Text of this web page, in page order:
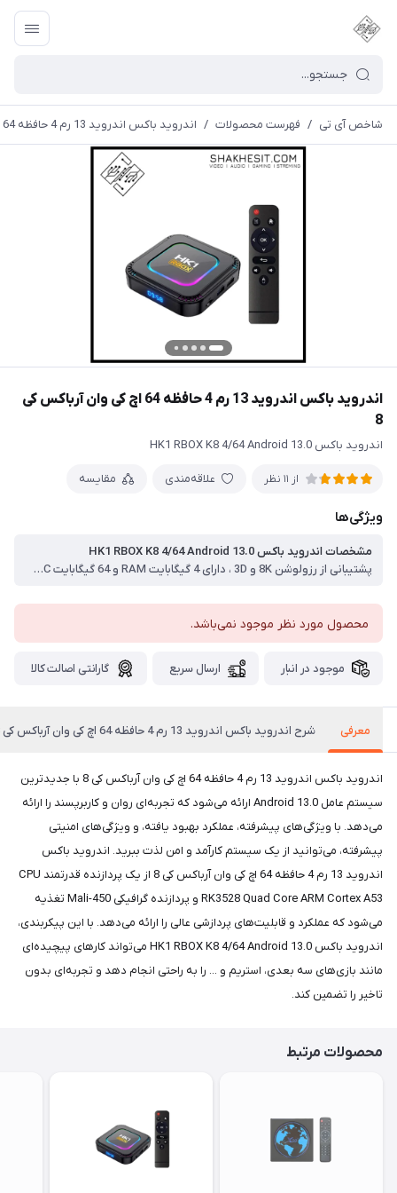
شاخص آی تی / فهرست محصولات / اندروید باکس اندروید 13 رم 4 حافظه 64 اچ کی وان آرباکس کی 8
اندروید باکس اندروید 13 رم 4 حافظه 64 اچ کی وان آرباکس کی
8
اندروید باکس HK1 RBOX K8 4/64 Android 13.0
از 11 نظر علاقه‌مندی مقایسه
ویژگی‌ها
مشخصات اندروید باکس HK1 RBOX K8 4/64 Android 13.0
پشتیبانی از رزولوشن 8K و 3D ، دارای 4 گیگابایت RAM و 64 گیگابایت eMMC ، دارای سیستم عامل داخلی اندروید 13 ، دارای CPU RK3528 Quad Core ARM Cortex A53 ، کارت گرافیک Mali-450 ، فرکانس پردازنده 1.5G ، پشتیبانی از بلوتوث 5.0
محصول مورد نظر موجود نمی‌باشد.
موجود در انبار ارسال سریع گارانتی اصالت کالا
معرفی شرح اندروید باکس اندروید 13 رم 4 حافظه 64 اچ کی وان آرباکس کی 8
اندروید باکس اندروید 13 رم 4 حافظه 64 اچ کی وان آرباکس کی 8 با جدیدترین
سیستم عامل Android 13.0 ارائه می‌شود که تجربه‌ای روان و کاربرپسند را ارائه
می‌دهد. با ویژگی‌های پیشرفته، عملکرد بهبود یافته، و ویژگی‌های امنیتی
پیشرفته، می‌توانید از یک سیستم کارآمد و امن لذت ببرید. اندروید باکس
اندروید 13 رم 4 حافظه 64 اچ کی وان آرباکس کی 8 از یک پردازنده قدرتمند CPU
RK3528 Quad Core ARM Cortex A53 و پردازنده گرافیکی Mali-450 تغذیه
می‌شود که عملکرد و قابلیت‌های پردازشی عالی را ارائه می‌دهد. با این پیکربندی،
اندروید باکس HK1 RBOX K8 4/64 Android 13.0 می‌تواند کارهای پیچیده‌ای
مانند بازی‌های سه بعدی، استریم و ... را به راحتی انجام دهد و تجربه‌ای بدون
تاخیر را تضمین کند.
محصولات مرتبط